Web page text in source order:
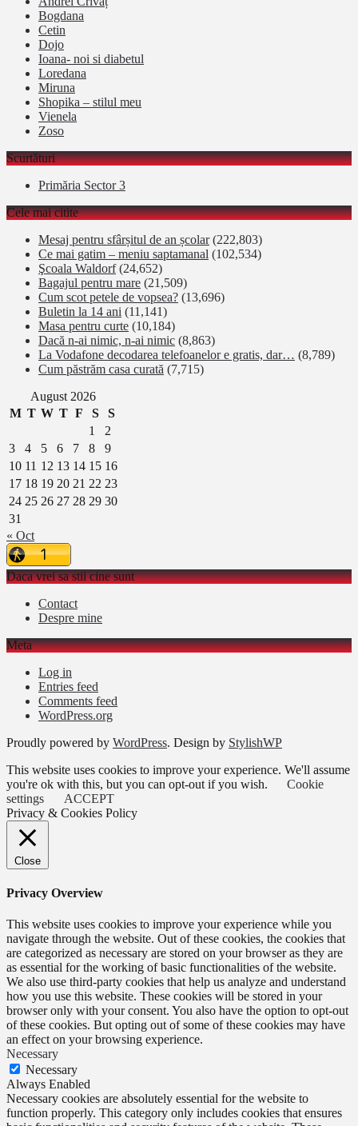
Bogdana
Cetin
Dojo
Ioana- noi si diabetul
Loredana
Miruna
Shopika – stilul meu
Vienela
Zoso
Scurtături
Primăria Sector 3
Cele mai citite
Mesaj pentru sfârșitul de an școlar (222,803)
Ce mai gatim – meniu saptamanal (102,534)
Şcoala Waldorf (24,652)
Bagajul pentru mare (21,509)
Cum scot petele de vopsea? (13,696)
Buletin la 14 ani (11,141)
Masa pentru curte (10,184)
Dacă n-ai nimic, n-ai nimic (8,863)
La Vodafone decodarea telefoanelor e gratis, dar… (8,789)
Cum păstrăm casa curată (7,715)
August 2026
M T W T F S
S
1
2
3
4 5 6 7 8
9
10 11 12 13 14 15 16
17 18 19 20 21 22 23
24 25 26 27 28 29 30
31
« Oct
Daca vrei sa stii cine sunt
Contact
Despre mine
Meta
Log in
Entries feed
Comments feed
WordPress.org
Proudly powered by WordPress. Design by StylishWP
This website uses cookies to improve your experience. We'll assume
you're ok with this, but you can opt-out if you wish.
Cookie
settings
ACCEPT
Privacy & Cookies Policy
Close
Privacy Overview
This website uses cookies to improve your experience while you
navigate through the website. Out of these cookies, the cookies that
are categorized as necessary are stored on your browser as they are
as essential for the working of basic functionalities of the website.
We also use third-party cookies that help us analyze and understand
how you use this website. These cookies will be stored in your
browser only with your consent. You also have the option to opt-out
of these cookies. But opting out of some of these cookies may have
an effect on your browsing experience.
Necessary
Necessary
Always Enabled
Necessary cookies are absolutely essential for the website to
function properly. This category only includes cookies that ensures